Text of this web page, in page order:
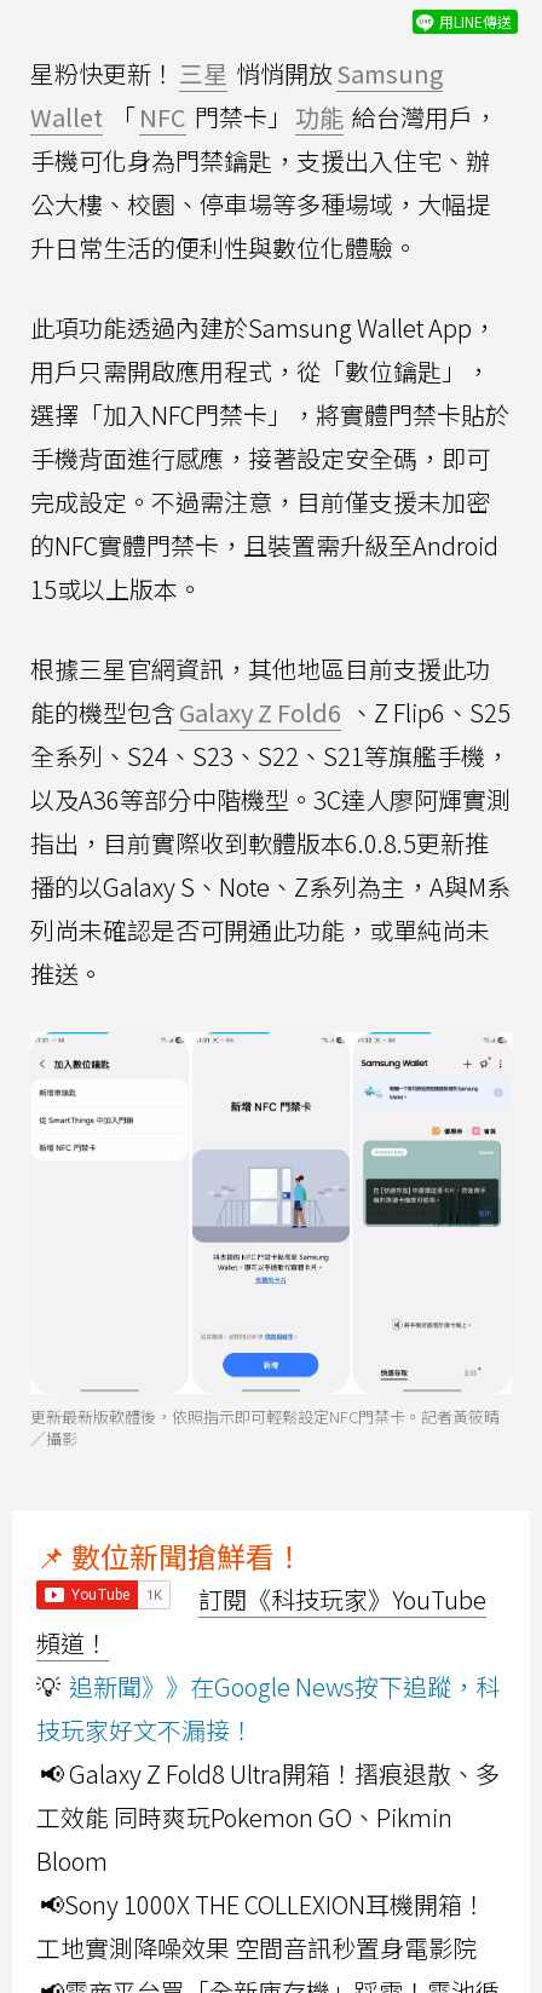
用LINE傳送
星粉快更新！ 三星 悄悄開放Samsung
Wallet
「NFC 門禁卡」 功能 給台灣用戶，
手機可化身為門禁鑰匙，支援出入住宅、辦
公大樓、校園、停車場等多種場域，大幅提
升日常生活的便利性與數位化體驗。
此項功能透過內建於Samsung Wallet App，
用戶只需開啟應用程式，從「數位鑰匙」，
選擇「加入NFC門禁卡」，將實體門禁卡貼於
手機背面進行感應，接著設定安全碼，即可
完成設定。不過需注意，目前僅支援未加密
的NFC實體門禁卡，且裝置需升級至Android
15或以上版本。
根據三星官網資訊，其他地區目前支援此功
能的機型包含Galaxy Z Fold6 、Z Flip6、S25
全系列、S24、S23、S22、S21等旗艦手機，
以及A36等部分中階機型。3C達人廖阿輝實測
指出，目前實際收到軟體版本6.0.8.5更新推
播的以Galaxy S、Note、Z系列為主，A與M系
列尚未確認是否可開通此功能，或單純尚未
推送。
更新最新版軟體後，依照指示即可輕鬆設定NFC門禁卡。記者黃筱晴
／攝影
📌 數位新聞搶鮮看！
訂閱《科技玩家》YouTube
頻道！
💡 追新聞》》在Google News按下追蹤，科
技玩家好文不漏接！
📢 Galaxy Z Fold8 Ultra開箱！摺痕退散、多
工效能 同時爽玩Pokemon GO、Pikmin
Bloom
📢Sony 1000X THE COLLEXION耳機開箱！
工地實測降噪效果 空間音訊秒置身電影院